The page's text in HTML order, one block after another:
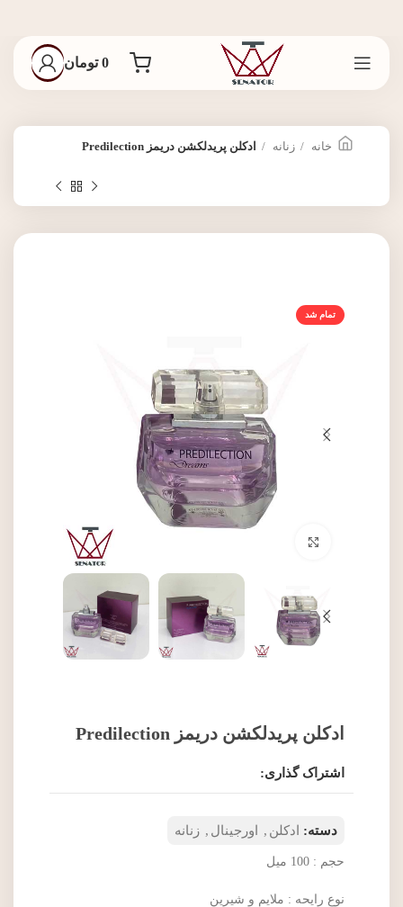
0 تومان
خانه زنانه ادکلن پریدلکشن دریمز Predilection
تمام شد
ادکلن پریدلکشن دریمز Predilection
اشتراک گذاری:
دسته: ادکلن , اورجینال , زنانه
حجم : 100 میل
نوع رایحه : ملایم و شیرین